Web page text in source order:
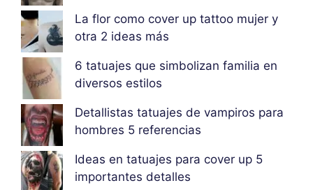
La flor como cover up tattoo mujer y
otra 2 ideas más
6 tatuajes que simbolizan familia en
diversos estilos
Detallistas tatuajes de vampiros para
hombres 5 referencias
Ideas en tatuajes para cover up 5
importantes detalles